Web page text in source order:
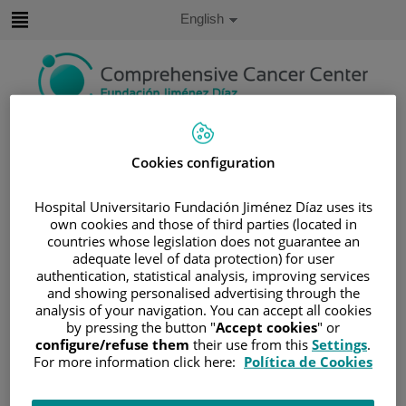
content
Active
English
Home/ PATIENT AREA
UNDERSTANDING CANCER
/PATIENT INFORMATION AND SUPPORT
/FUNCTIONAL AREAS
/HEMATOLOGIC MALIGNANCIES
LYMPHOMAS
/NON-HODGKIN LYMPHOMA (NHL)
/MANTLE-CELL LYMPHOMA (MCL)
Cookies configuration
Hospital Universitario Fundación Jiménez Díaz uses its
own cookies and those of third parties (located in
countries whose legislation does not guarantee an
adequate level of data protection) for user
authentication, statistical analysis, improving services
and showing personalised advertising through the
analysis of your navigation. You can accept all cookies
by pressing the button "Accept cookies" or
configure/refuse them their use from this Settings.
For more information click here: Política de Cookies